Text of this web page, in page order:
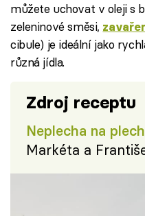
můžete uchovat v oleji s
zeleninové směsi,
cibule) je ideální jako
různá jídla.
Zdroj receptu
Neplecha na
Markéta a